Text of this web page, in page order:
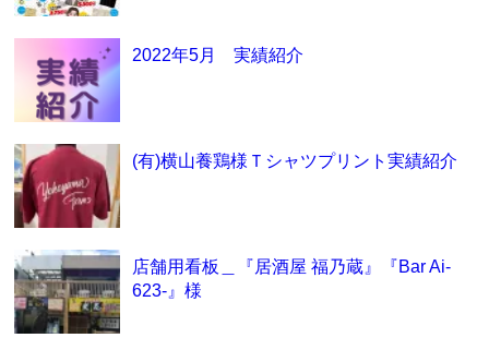
2022年5月 実績紹介
(有)横山養鶏様Ｔシャツプリント実績紹介
店舗用看板＿『居酒屋 福乃蔵』『Bar Ai-
623-』様